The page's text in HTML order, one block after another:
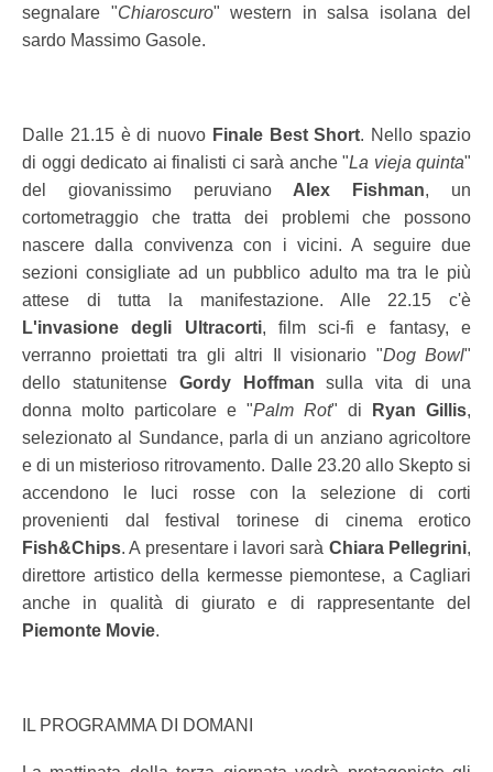
segnalare "Chiaroscuro" western in salsa isolana del
sardo Massimo Gasole.
Dalle 21.15 è di nuovo Finale Best Short. Nello spazio
di oggi dedicato ai finalisti ci sarà anche "La vieja quinta"
del giovanissimo peruviano Alex Fishman, un
cortometraggio che tratta dei problemi che possono
nascere dalla convivenza con i vicini. A seguire due
sezioni consigliate ad un pubblico adulto ma tra le più
attese di tutta la manifestazione. Alle 22.15 c'è
L'invasione degli Ultracorti, film sci-fi e fantasy, e
verranno proiettati tra gli altri Il visionario "Dog Bowl"
dello statunitense Gordy Hoffman sulla vita di una
donna molto particolare e "Palm Rot" di Ryan Gillis,
selezionato al Sundance, parla di un anziano agricoltore
e di un misterioso ritrovamento. Dalle 23.20 allo Skepto si
accendono le luci rosse con la selezione di corti
provenienti dal festival torinese di cinema erotico
Fish&Chips. A presentare i lavori sarà Chiara Pellegrini,
direttore artistico della kermesse piemontese, a Cagliari
anche in qualità di giurato e di rappresentante del
Piemonte Movie.
IL PROGRAMMA DI DOMANI